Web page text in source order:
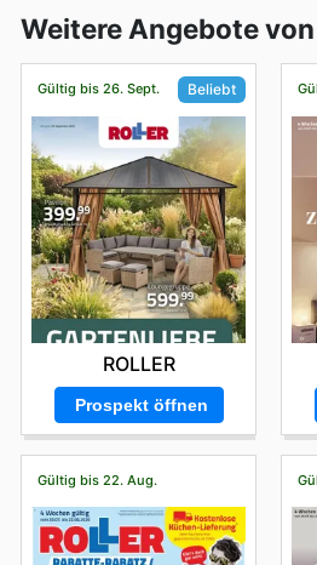
Weitere Angebote von
Gültig bis 26. Sept. Beliebt
ROLLER
Prospekt öffnen
Gültig bis 22. Aug.